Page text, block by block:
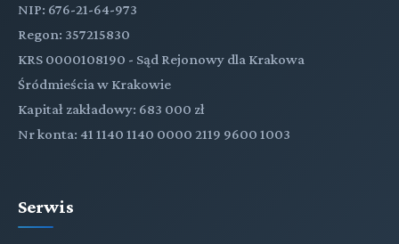
NIP: 676-21-64-973
Regon: 357215830
KRS 0000108190 - Sąd Rejonowy dla Krakowa
Śródmieścia w Krakowie
Kapitał zakładowy: 683 000 zł
Nr konta: 41 1140 1140 0000 2119 9600 1003
Serwis